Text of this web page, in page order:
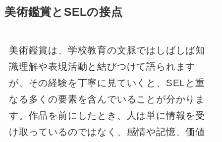
美術鑑賞とSELの接点
美術鑑賞は、学校教育の文脈ではしばしば知
識理解や表現活動と結びつけて語られます
が、その経験を丁寧に見ていくと、SELと重
なる多くの要素を含んでいることが分かりま
す。作品を前にしたとき、人は単に情報を受
け取っているのではなく、感情や記憶、価値